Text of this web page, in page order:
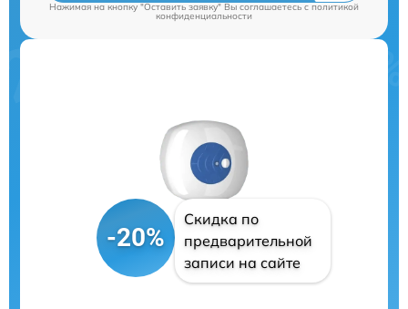
Нажимая на кнопку "Оставить заявку" Вы соглашаетесь cполитикой
конфиденциальности
-20%
Скидка по
предварительной
записи на сайте